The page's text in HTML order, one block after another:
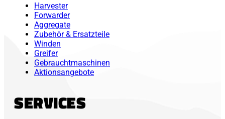
Harvester
Forwarder
Aggregate
Zubehör & Ersatzteile
Winden
Greifer
Gebrauchtmaschinen
Aktionsangebote
SERVICES